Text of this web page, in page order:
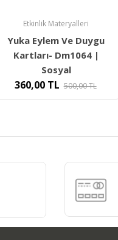
Etkinlik Materyalleri
Yuka Eylem Ve Duygu
Kartları- Dm1064 |
Sosyal
360,00TL 500,00TL